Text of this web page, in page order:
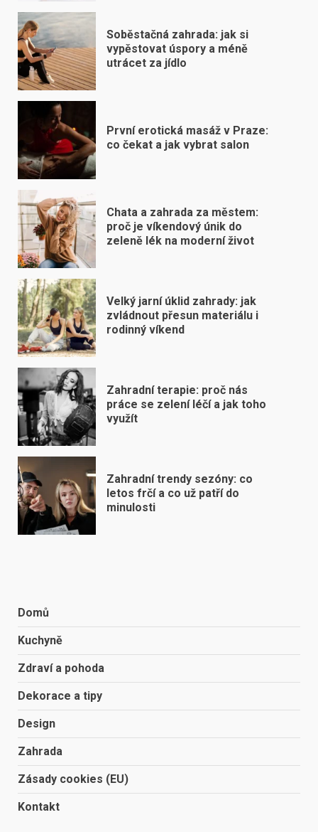
Soběstačná zahrada: jak si
vypěstovat úspory a méně
utrácet za jídlo
První erotická masáž v Praze:
co čekat a jak vybrat salon
Chata a zahrada za městem:
proč je víkendový únik do
zeleně lék na moderní život
Velký jarní úklid zahrady: jak
zvládnout přesun materiálu i
rodinný víkend
Zahradní terapie: proč nás
práce se zelení léčí a jak toho
využít
Zahradní trendy sezóny: co
letos frčí a co už patří do
minulosti
Domů
Kuchyně
Zdraví a pohoda
Dekorace a tipy
Design
Zahrada
Zásady cookies (EU)
Kontakt